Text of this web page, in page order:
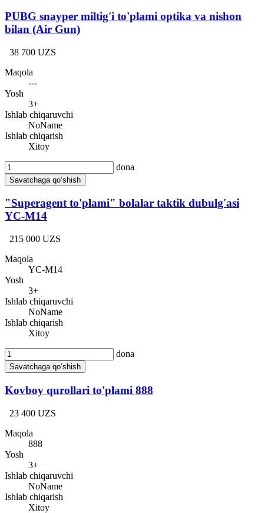
PUBG snayper miltig'i to'plami optika va nishon
bilan (Air Gun)
38 700 UZS
Maqola
---
Yosh
3+
Ishlab chiqaruvchi
NoName
Ishlab chiqarish
Xitoy
dona
Savatchaga qo‘shish
"Superagent to'plami" bolalar taktik dubulg'asi
YC-M14
215 000 UZS
Maqola
YC-M14
Yosh
3+
Ishlab chiqaruvchi
NoName
Ishlab chiqarish
Xitoy
dona
Savatchaga qo‘shish
Kovboy qurollari to'plami 888
23 400 UZS
Maqola
888
Yosh
3+
Ishlab chiqaruvchi
NoName
Ishlab chiqarish
Xitoy